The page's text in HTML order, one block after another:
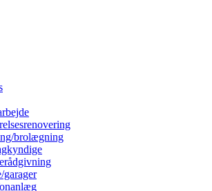
brolægning
garager